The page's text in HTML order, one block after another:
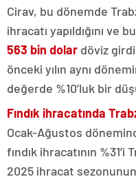
Cirav, bu dönemde
ihracatı yapıldığını ve
563 bin dolar döviz
önceki yılın aynı
değerde %10’luk bir
Fındık ihracatında
Ocak-Ağustos
fındık ihracatının %31’i
2025 ihracat